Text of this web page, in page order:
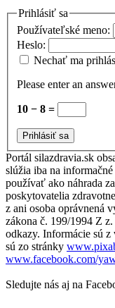
Prihlásiť sa
Používateľské meno:
Heslo:
Nechať ma
Please enter an
10 − 8 =
Prihlásiť sa
Portál silazdravia.sk
slúžia iba na
používať ako náhrada
poskytovatelia
z ani osoba oprávnená
zákona č. 199/1994 Z
odkazy. Informácie sú
sú zo stránky
www.facebook.com/
Sledujte nás aj na